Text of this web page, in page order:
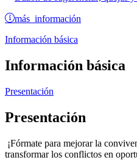
más información
Información básica
Información básica
Presentación
Presentación
¡Fórmate para mejorar la
transformar los conflictos en